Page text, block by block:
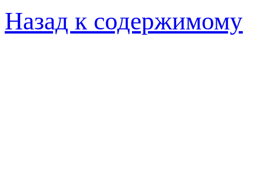
Назад к содержимому